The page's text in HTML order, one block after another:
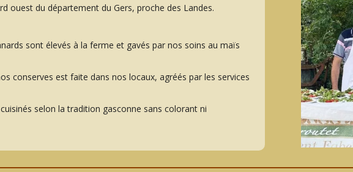
ouest du département du Gers, proche des Landes.
sont élevés à la ferme et gavés par nos soins au maïs
conserves est faite dans nos locaux, agréés par les services
selon la tradition gasconne sans colorant ni